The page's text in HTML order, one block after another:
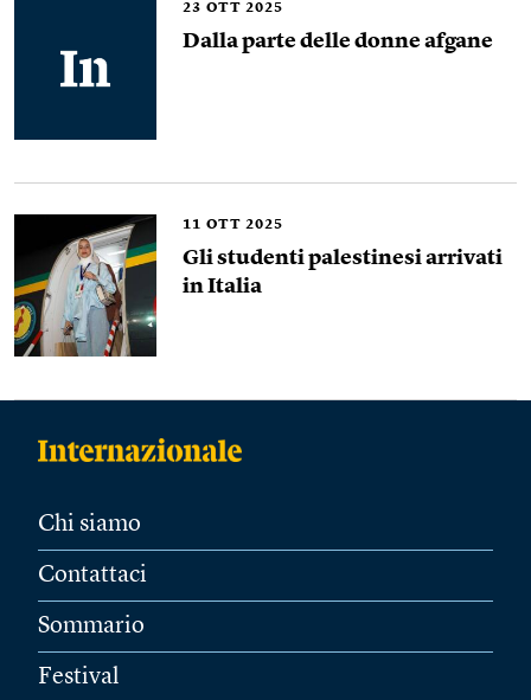
23 OTT 2025
Dalla parte delle donne afgane
11 OTT 2025
Gli studenti palestinesi arrivati
in Italia
Chi siamo
Contattaci
Sommario
Festival